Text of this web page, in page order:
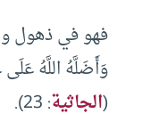
فهو في ذهول
وَأَضَلَّهُ اللَّهُ
(الجاثية: 23).